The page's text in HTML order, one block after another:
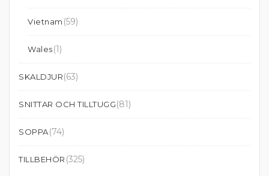
Vietnam (59)
Wales(1)
SKALDJUR(63)
SNITTAR OCH TILLTUGG(81)
SOPPA(74)
TILLBEHÖR (325)